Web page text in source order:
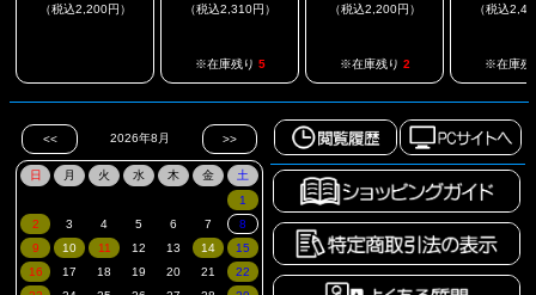
（税込2,200円）
（税込2,310円）
※在庫残り 5
（税込2,200円）
※在庫残り 2
（税込
※在庫残